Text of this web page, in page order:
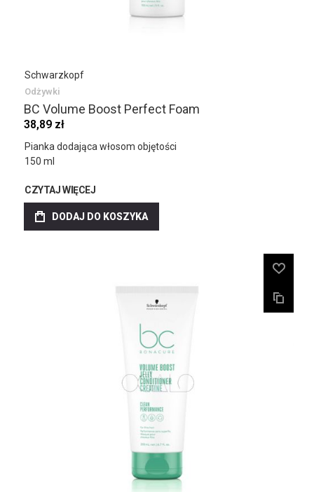
Schwarzkopf
Odżywki
BC Volume Boost Perfect Foam
38,89 zł
Pianka dodająca włosom objętości
150 ml
CZYTAJ WIĘCEJ
DODAJ DO KOSZYKA